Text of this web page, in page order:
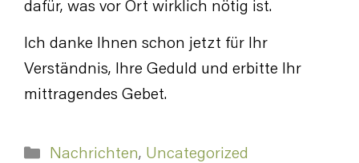
dafür, was vor Ort wirklich nötig ist.
Ich danke Ihnen schon jetzt für Ihr
Verständnis, Ihre Geduld und erbitte Ihr
mittragendes Gebet.
Kategorien
Nachrichten, Uncategorized